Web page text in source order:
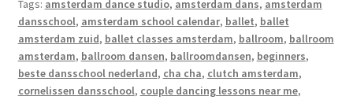
Tags: amsterdam dance studio, amsterdam dans, amsterdam
dansschool, amsterdam school calendar, ballet, ballet
amsterdam zuid, ballet classes amsterdam, ballroom, ballroom
amsterdam, ballroom dansen, ballroomdansen, beginners,
beste dansschool nederland, cha cha, clutch amsterdam,
cornelissen dansschool, couple dancing lessons near me,